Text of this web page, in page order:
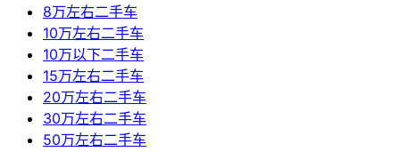
8万左右二手车
10万左右二手车
10万以下二手车
15万左右二手车
20万左右二手车
30万左右二手车
50万左右二手车